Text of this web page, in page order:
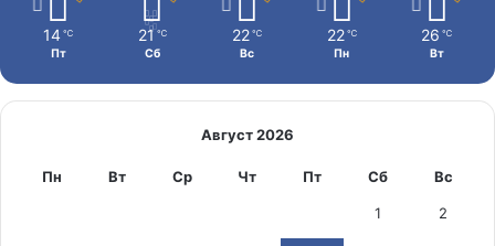
14 ℃
Пт
21 ℃
Сб
22 ℃
Вс
22 ℃
Пн
26 ℃
Вт
Август 2026
Пн Вт Ср Чт Пт Сб Вс
1 2